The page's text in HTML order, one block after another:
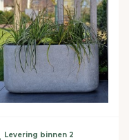
Levering binnen 2